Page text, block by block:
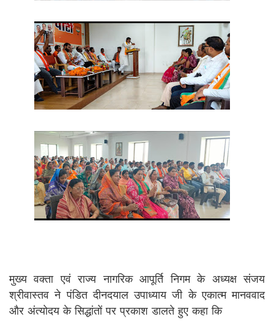
मुख्य वक्ता एवं राज्य नागरिक आपूर्ति निगम के अध्यक्ष संजय
श्रीवास्तव ने पंडित दीनदयाल उपाध्याय जी के एकात्म मानववाद
और अंत्योदय के सिद्धांतों पर प्रकाश डालते हुए कहा कि